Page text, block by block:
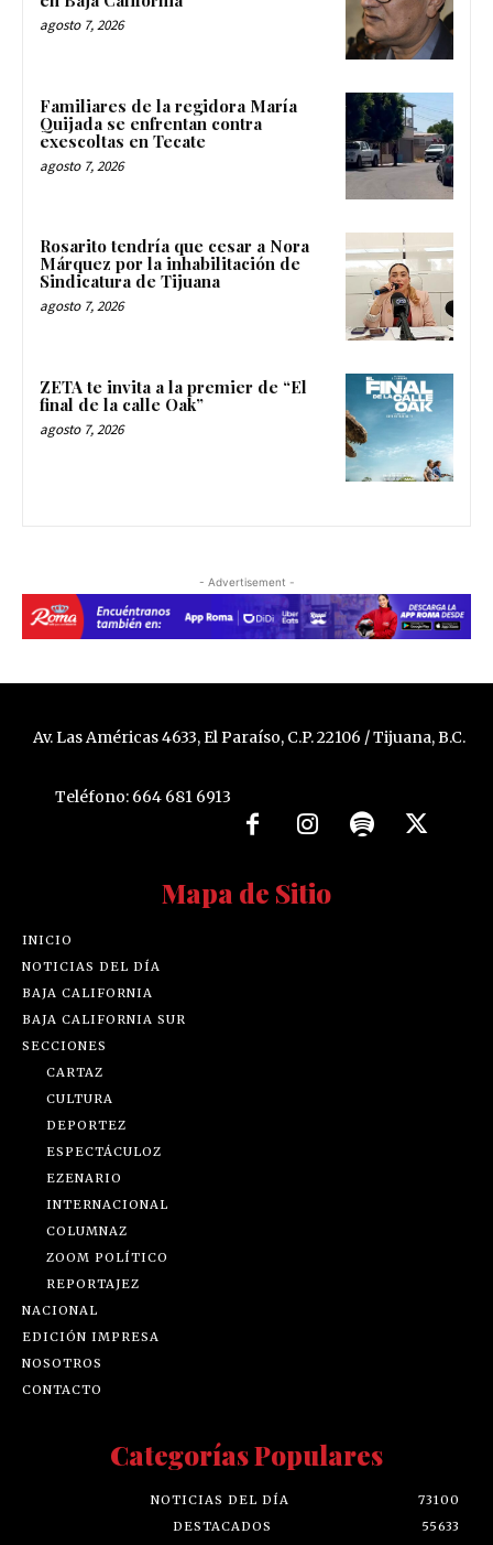
agosto 7, 2026
Familiares de la regidora María
Quijada se enfrentan contra
exescoltas en Tecate
agosto 7, 2026
Rosarito tendría que cesar a Nora
Márquez por la inhabilitación de
Sindicatura de Tijuana
agosto 7, 2026
ZETA te invita a la premier de “El
final de la calle Oak”
agosto 7, 2026
- Advertisement -
Av. Las Américas 4633, El Paraíso, C.P. 22106 / Tijuana, B.C.
Teléfono: 664 681 6913
Mapa de Sitio
INICIO
NOTICIAS DEL DÍA
BAJA CALIFORNIA
BAJA CALIFORNIA SUR
SECCIONES
CARTAZ
CULTURA
DEPORTEZ
ESPECTÁCULOZ
EZENARIO
INTERNACIONAL
COLUMNAZ
ZOOM POLÍTICO
REPORTAJEZ
NACIONAL
EDICIÓN IMPRESA
NOSOTROS
CONTACTO
Categorías Populares
NOTICIAS DEL DÍA
73100
DESTACADOS
55633